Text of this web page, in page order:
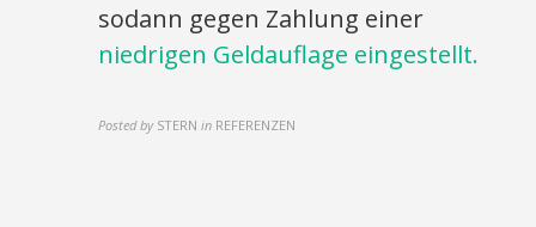
sodann gegen Zahlung einer
niedrigen Geldauflage eingestellt.
Posted by STERN in REFERENZEN